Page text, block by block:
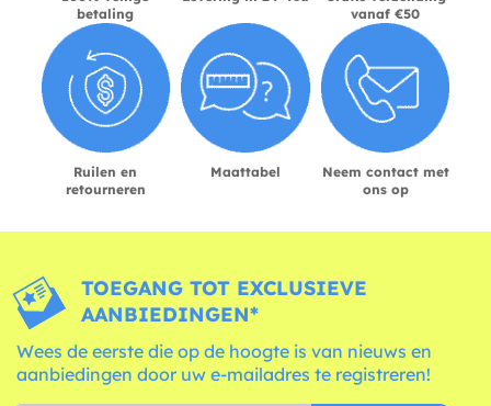
betaling
vanaf €50
Ruilen en
retourneren
Maattabel
Neem contact met
ons op
TOEGANG TOT EXCLUSIEVE
AANBIEDINGEN*
Wees de eerste die op de hoogte is van nieuws en
aanbiedingen door uw e-mailadres te registreren!